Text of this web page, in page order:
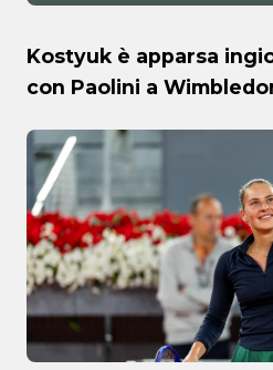
Kostyuk è apparsa
con Paolini a